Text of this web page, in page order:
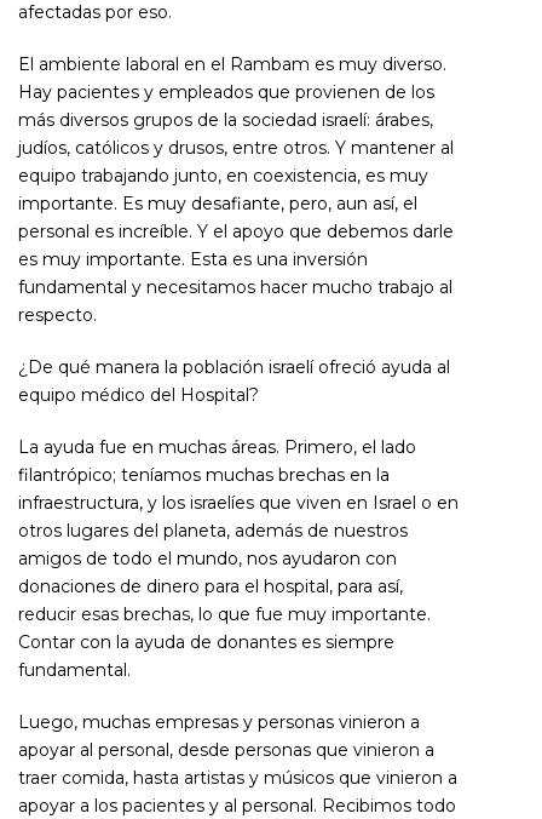
afectadas por eso.
El ambiente laboral en el Rambam es muy diverso.
Hay pacientes y empleados que provienen de los
más diversos grupos de la sociedad israelí: árabes,
judíos, católicos y drusos, entre otros. Y mantener al
equipo trabajando junto, en coexistencia, es muy
importante. Es muy desafiante, pero, aun así, el
personal es increíble. Y el apoyo que debemos darle
es muy importante. Esta es una inversión
fundamental y necesitamos hacer mucho trabajo al
respecto.
¿De qué manera la población israelí ofreció ayuda al
equipo médico del Hospital?
La ayuda fue en muchas áreas. Primero, el lado
filantrópico; teníamos muchas brechas en la
infraestructura, y los israelíes que viven en Israel o en
otros lugares del planeta, además de nuestros
amigos de todo el mundo, nos ayudaron con
donaciones de dinero para el hospital, para así,
reducir esas brechas, lo que fue muy importante.
Contar con la ayuda de donantes es siempre
fundamental.
Luego, muchas empresas y personas vinieron a
apoyar al personal, desde personas que vinieron a
traer comida, hasta artistas y músicos que vinieron a
apoyar a los pacientes y al personal. Recibimos todo